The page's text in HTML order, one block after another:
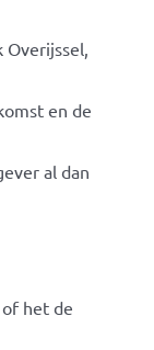
Overijssel,
en de
al dan
of het de